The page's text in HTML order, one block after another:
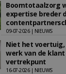
Boomtotaalzorg
expertise breder
09-07-2026 | NIEUWS
Niet het
werk van de klant
vertrekpunt
16-07-2026 | NIEUWS